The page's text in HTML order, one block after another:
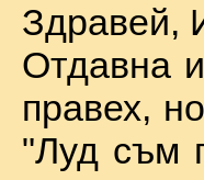
Здравей,
Отдавна
правех,
"Луд съм